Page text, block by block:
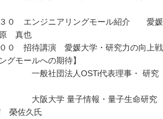
エンジニアリングモール紹介 愛媛
原 真也
招待講演 愛媛大学・研究力の向上戦
モールへの期待】
代表理事・ 研究
情報・量子生命研究
榮佐久氏